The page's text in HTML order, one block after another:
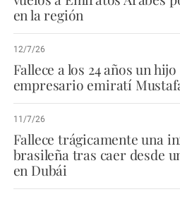
en la región
12/7/26
Fallece a los 24 años un hijo
empresario emiratí
11/7/26
Fallece trágicamente una
brasileña tras caer desde
en Dubái